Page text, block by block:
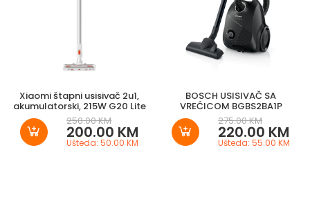
Xiaomi štapni usisivač 2u1,
akumulatorski, 215W G20 Lite
250.00 KM
200.00 KM
Ušteda: 50.00 KM
BOSCH USISIVAČ SA
VREĆICOM BGBS2BA1P
275.00 KM
220.00 KM
Ušteda: 55.00 KM